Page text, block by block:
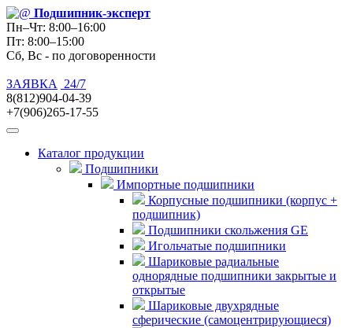
Подшипник-эксперт
Пн–Чт: 8:00–16:00
Пт: 8:00–15:00
Сб, Вс - по договоренности
ЗАЯВКА
24/7
8(812)904-04-39
+7(906)265-17-55
Каталог продукции
Подшипники
Импортные подшипники
Корпусные подшипники (корпус +
подшипник)
Подшипники скольжения GE
Игольчатые подшипники
Шариковые радиальные
однорядные подшипники закрытые и
открытые
Шариковые двухрядные
сферические (самоцентрирующиеся)